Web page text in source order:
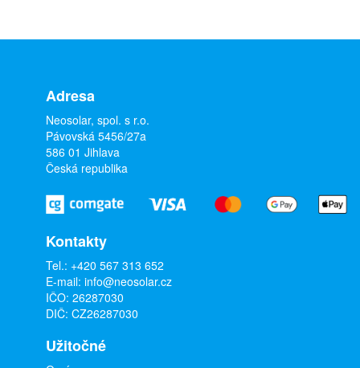
Adresa
Neosolar, spol. s r.o.
Pávovská 5456/27a
586 01 Jihlava
Česká republika
Kontakty
Tel.: +420 567 313 652
E-mail: info@neosolar.cz
IČO: 26287030
DIČ: CZ26287030
Užitočné